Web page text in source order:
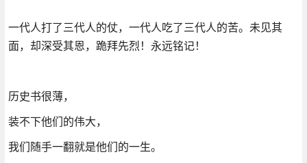
一代人打了三代人的仗，一代人吃了三代人的苦。未见其
面，却深受其恩，跪拜先烈！永远铭记！
历史书很薄，
装不下他们的伟大，
我们随手一翻就是他们的一生。